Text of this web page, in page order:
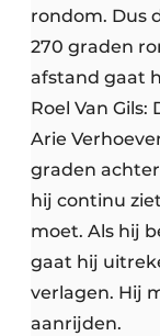
rondom. Dus
270 graden
afstand gaat
Roel Van
Arie
graden
hij continu
moet. Als hij
gaat hij
verlagen. Hij
aanrijden.